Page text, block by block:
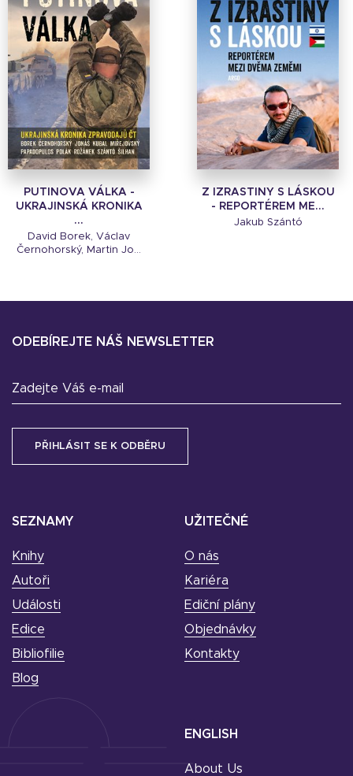
PUTINOVA VÁLKA -
UKRAJINSKÁ KRONIKA
...
David Borek, Václav
Černohorský, Martin Jo...
Z IZRASTINY S LÁSKOU
- REPORTÉREM ME...
Jakub Szántó
SEZNAMY
Knihy
Autoři
Události
Edice
Bibliofilie
Blog
UŽITEČNÉ
O nás
Kariéra
Ediční plány
Objednávky
Kontakty
ODEBÍREJTE NÁŠ NEWSLETTER
Zadejte Váš e-mail
ENGLISH
About Us